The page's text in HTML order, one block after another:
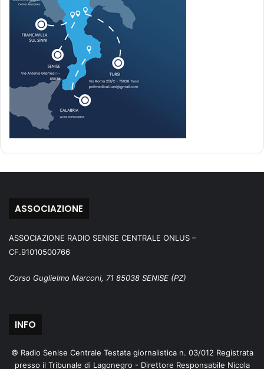
ASSOCIAZIONE
ASSOCIAZIONE RADIO SENISE CENTRALE ONLUS –
CF.91010500766
Corso Guglielmo Marconi, 71 85038 SENISE (PZ)
INFO
© Radio Senise Centrale Testata giornalistica n. 03/012 Registrata
presso il Tribunale di Lagonegro - Direttore Responsabile Nicola